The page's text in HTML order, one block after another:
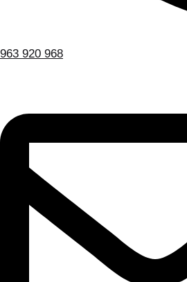
963 920 968